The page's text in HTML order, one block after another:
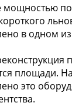
по
в одном
площади.
это